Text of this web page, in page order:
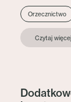
Orzecznictwo
Czytaj więcej